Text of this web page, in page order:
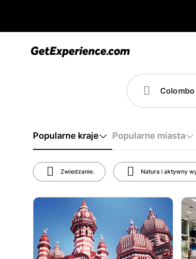
Popularne kraje Popularne miasta
Zwiedzanie. Natura i aktywny